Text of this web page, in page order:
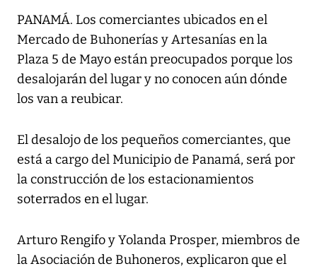
PANAMÁ. Los comerciantes ubicados en el
Mercado de Buhonerías y Artesanías en la
Plaza 5 de Mayo están preocupados porque los
desalojarán del lugar y no conocen aún dónde
los van a reubicar.
El desalojo de los pequeños comerciantes, que
está a cargo del Municipio de Panamá, será por
la construcción de los estacionamientos
soterrados en el lugar.
Arturo Rengifo y Yolanda Prosper, miembros de
la Asociación de Buhoneros, explicaron que el